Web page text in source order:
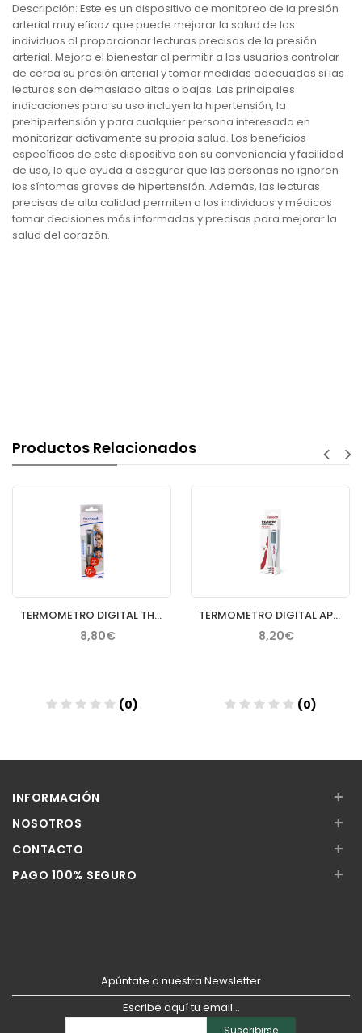
Descripción: Este es un dispositivo de monitoreo de la presión
arterial muy eficaz que puede mejorar la salud de los
individuos al proporcionar lecturas precisas de la presión
arterial. Mejora el bienestar al permitir a los usuarios controlar
de cerca su presión arterial y tomar medidas adecuadas si las
lecturas son demasiado altas o bajas. Las principales
indicaciones para su uso incluyen la hipertensión, la
prehipertensión y para cualquier persona interesada en
monitorizar activamente su propia salud. Los beneficios
específicos de este dispositivo son su conveniencia y facilidad
de uso, lo que ayuda a asegurar que las personas no ignoren
los síntomas graves de hipertensión. Además, las lecturas
precisas de alta calidad permiten a los individuos y médicos
tomar decisiones más informadas y precisas para mejorar la
salud del corazón.
Productos Relacionados
TERMOMETRO DIGITAL THERMOVAL RAPID 1 UNIDAD
8,80€
(0)
TERMOMETRO DIGITAL APOSAN
8,20€
(0)
INFORMACIÓN +
NOSOTROS +
CONTACTO +
PAGO 100% SEGURO +
Apúntate a nuestra Newsletter
Escribe aquí tu email...
Suscribirse